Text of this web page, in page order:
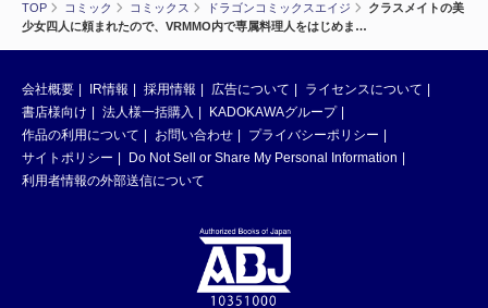
TOP コミック コミックス ドラゴンコミックスエイジ
クラスメイトの美
少女四人に頼まれたので、VRMMO内で専属料理人をはじめま…
会社概要 IR情報 採用情報 広告について
ライセンスについて
書店様向け
法人様一括購入
KADOKAWAグループ
作品の利用について
お問い合わせ
プライバシーポリシー
サイトポリシー
Do Not Sell or Share My Personal Information
利用者情報の外部送信について